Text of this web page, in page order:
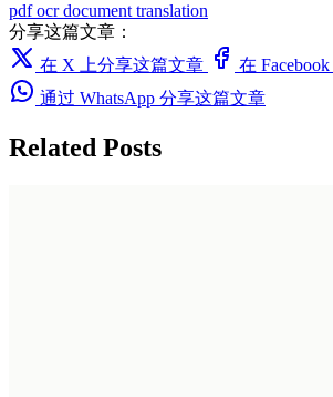
pdfocrdocument translation
分享这篇文章：
在 X 上分享这篇文章
在
通过 WhatsApp 分享这篇文章
Related Posts